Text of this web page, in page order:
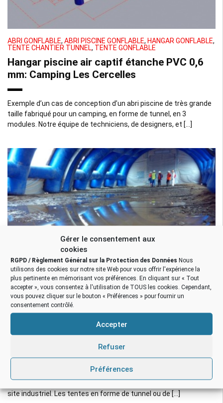
Gérer le consentement aux
cookies
RGPD / Règlement Général sur la Protection des Données Nous
utilisons des cookies sur notre site Web pour vous offrir l'expérience la
plus pertinente en mémorisant vos préférences. En cliquant sur « Tout
accepter », vous consentez à l'utilisation de TOUS les cookies. Cependant,
vous pouvez cliquer sur le bouton « Préférences » pour fournir un
consentement contrôlé.
Accepter
Refuser
Préférences
ABRI GONFLABLE, ABRI PISCINE GONFLABLE, HANGAR GONFLABLE,
TENTE CHANTIER TUNNEL, TENTE GONFLABLE
Hangar piscine air captif étanche PVC 0,6
mm: Camping Les Cercelles
Exemple d’un cas de conception d’un abri piscine de très grande
taille fabriqué pour un camping, en forme de tunnel, en 3
modules. Notre équipe de techniciens, de designers, et […]
TUNNEL
Tente pour nettoyage et décontamination
des sols: Sol Environnement
Fabrication d’un hangar gonflable pour Sol Environnement, pour
site industriel. Les tentes en forme de tunnel ou de […]